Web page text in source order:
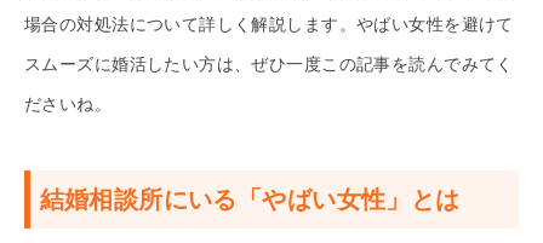
場合の対処法について詳しく解説します。やばい女性を避けて
スムーズに婚活したい方は、ぜひ一度この記事を読んでみてく
ださいね。
結婚相談所にいる「やばい女性」とは